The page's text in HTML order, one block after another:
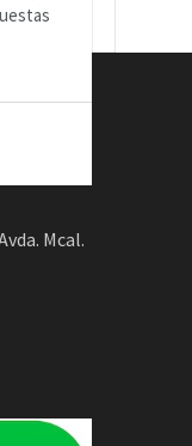
Mcal.